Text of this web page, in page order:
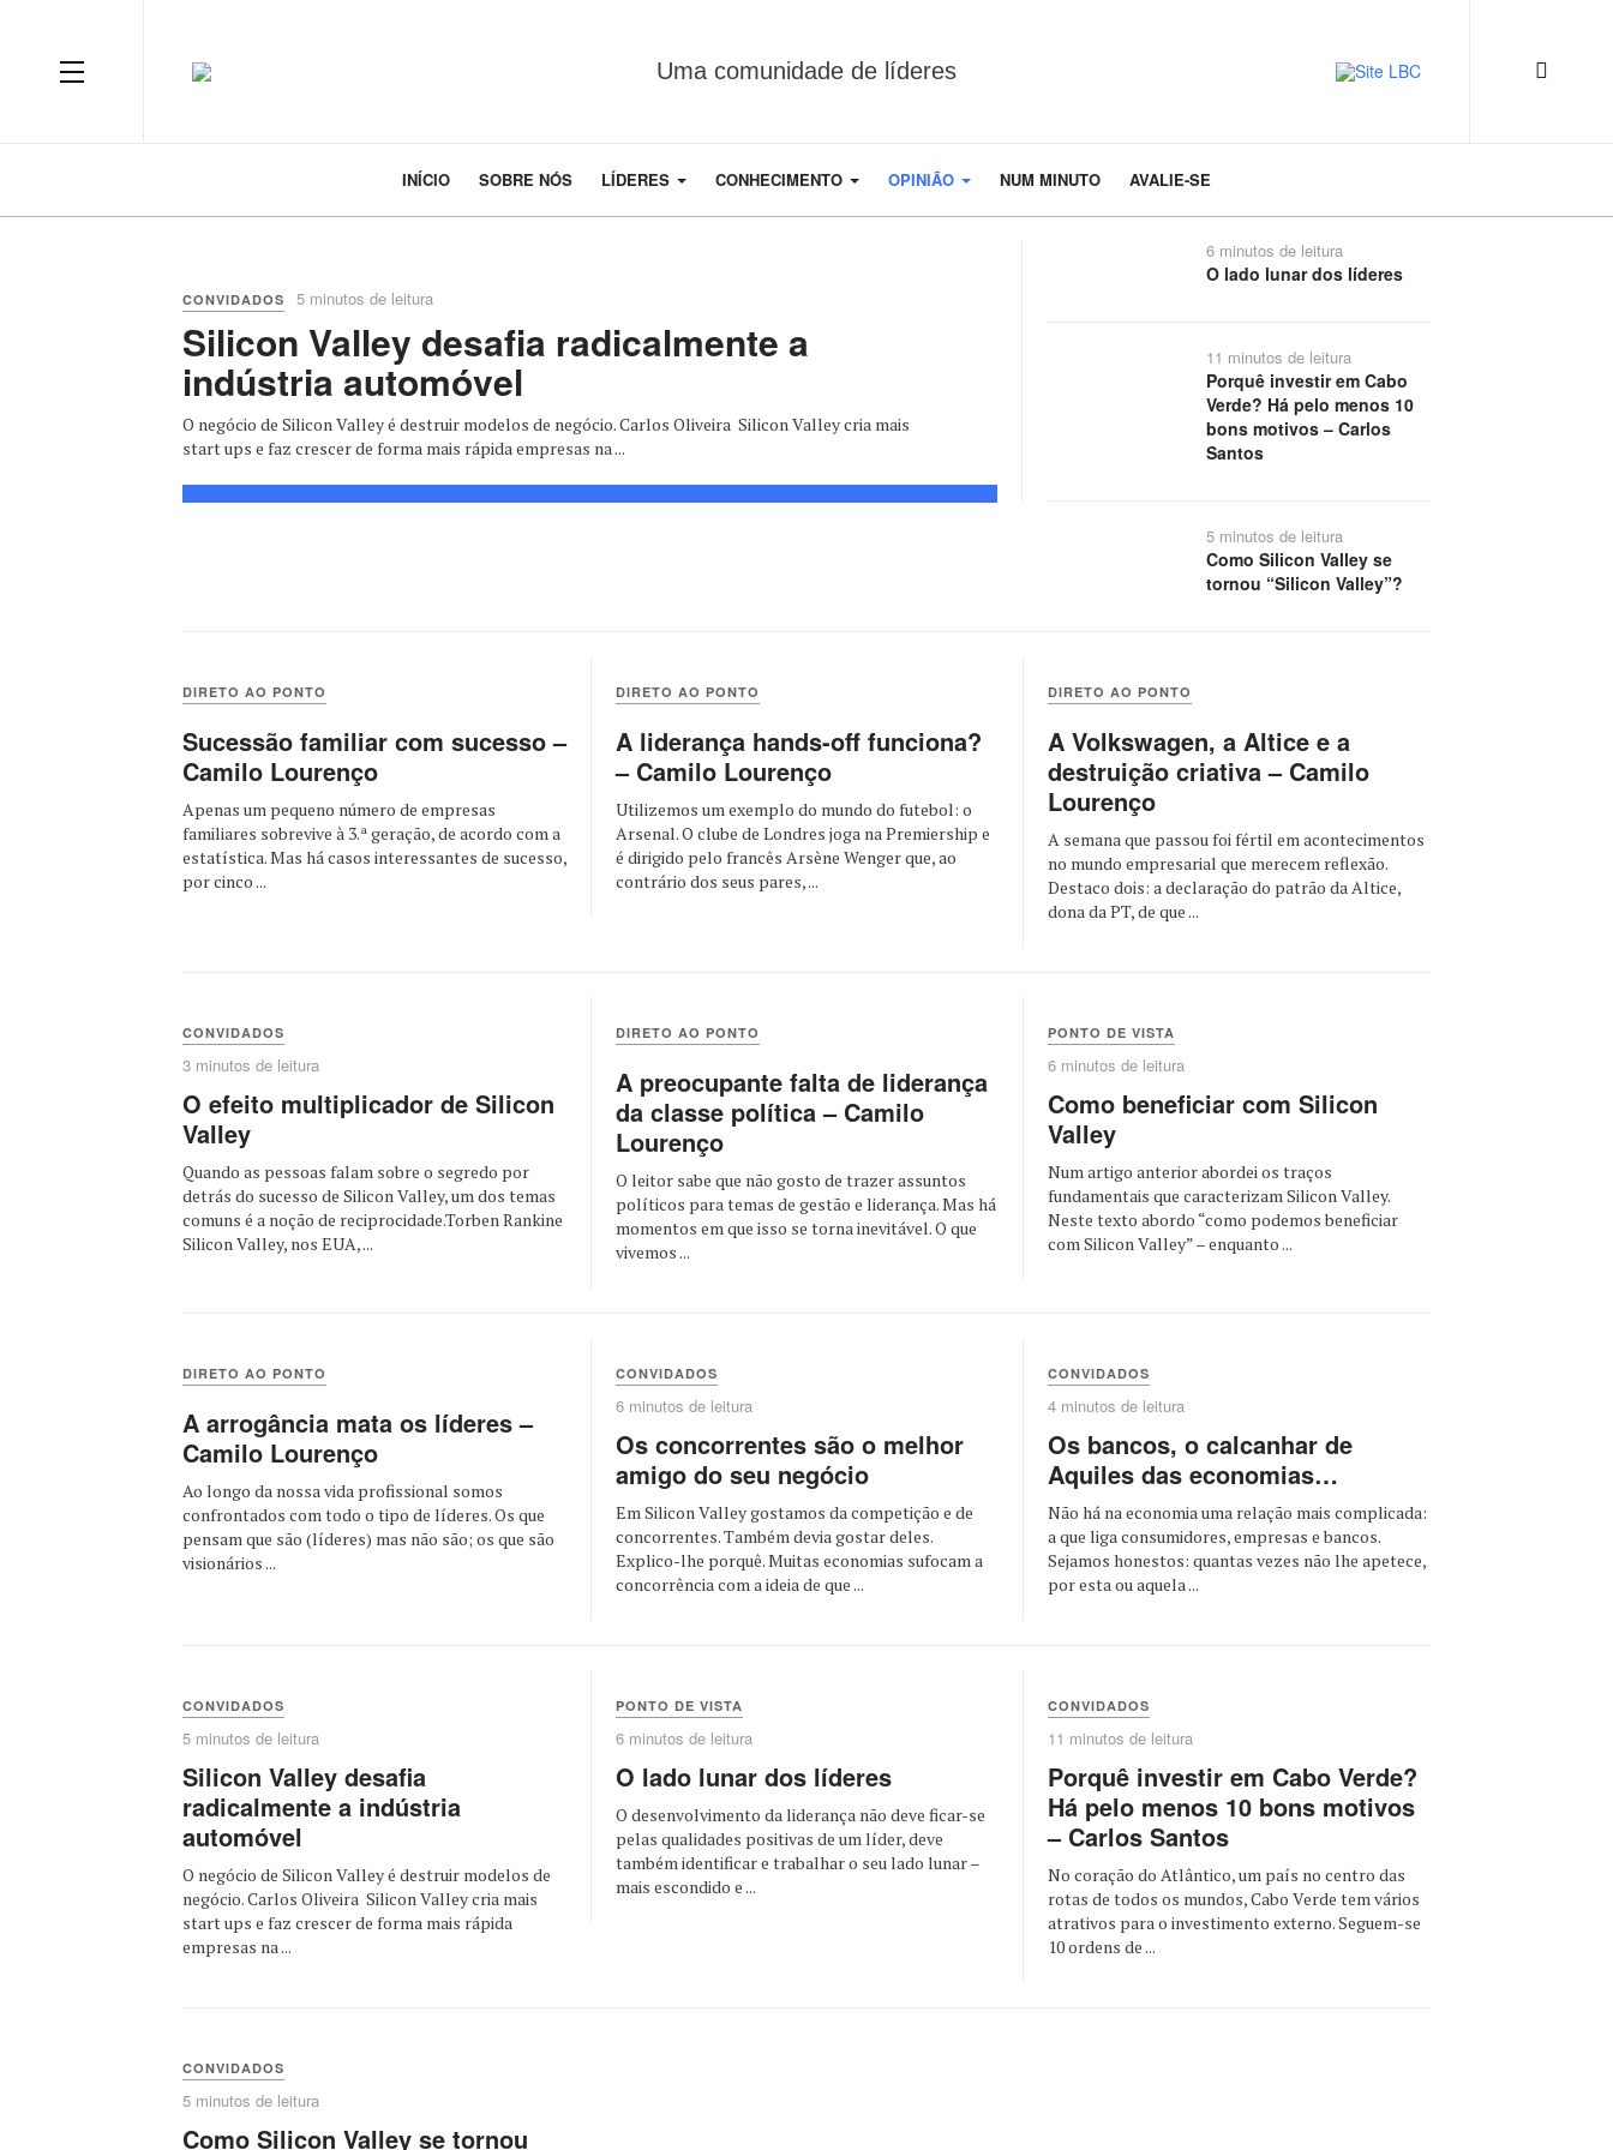
Uma comunidade de líderes
INÍCIO SOBRE NÓS LÍDERES CONHECIMENTO OPINIÃO NUM MINUTO AVALIE-SE
CONVIDADOS 5 minutos de leitura
Silicon Valley desafia radicalmente a
indústria automóvel
O negócio de Silicon Valley é destruir modelos de negócio. Carlos Oliveira Silicon Valley cria mais
start ups e faz crescer de forma mais rápida empresas na ...
6 minutos de leitura
O lado lunar dos líderes
11 minutos de leitura
Porquê investir em Cabo
Verde? Há pelo menos 10
bons motivos – Carlos
Santos
5 minutos de leitura
Como Silicon Valley se
tornou “Silicon Valley”?
DIRETO AO PONTO
Sucessão familiar com sucesso –
Camilo Lourenço
Apenas um pequeno número de empresas
familiares sobrevive à 3.ª geração, de acordo com a
estatística. Mas há casos interessantes de sucesso,
por cinco ...
DIRETO AO PONTO
A liderança hands-off funciona?
– Camilo Lourenço
Utilizemos um exemplo do mundo do futebol: o
Arsenal. O clube de Londres joga na Premiership e
é dirigido pelo francês Arsène Wenger que, ao
contrário dos seus pares, ...
DIRETO AO PONTO
A Volkswagen, a Altice e a
destruição criativa – Camilo
Lourenço
A semana que passou foi fértil em acontecimentos
no mundo empresarial que merecem reflexão.
Destaco dois: a declaração do patrão da Altice,
dona da PT, de que ...
CONVIDADOS
3 minutos de leitura
O efeito multiplicador de Silicon
Valley
Quando as pessoas falam sobre o segredo por
detrás do sucesso de Silicon Valley, um dos temas
comuns é a noção de reciprocidade.Torben Rankine
Silicon Valley, nos EUA, ...
DIRETO AO PONTO
A preocupante falta de liderança
da classe política – Camilo
Lourenço
O leitor sabe que não gosto de trazer assuntos
políticos para temas de gestão e liderança. Mas há
momentos em que isso se torna inevitável. O que
vivemos ...
PONTO DE VISTA
6 minutos de leitura
Como beneficiar com Silicon
Valley
Num artigo anterior abordei os traços
fundamentais que caracterizam Silicon Valley.
Neste texto abordo “como podemos beneficiar
com Silicon Valley” – enquanto ...
DIRETO AO PONTO
A arrogância mata os líderes –
Camilo Lourenço
Ao longo da nossa vida profissional somos
confrontados com todo o tipo de líderes. Os que
pensam que são (líderes) mas não são; os que são
visionários ...
CONVIDADOS
6 minutos de leitura
Os concorrentes são o melhor
amigo do seu negócio
Em Silicon Valley gostamos da competição e de
concorrentes. Também devia gostar deles.
Explico-lhe porquê. Muitas economias sufocam a
concorrência com a ideia de que ...
CONVIDADOS
4 minutos de leitura
Os bancos, o calcanhar de
Aquiles das economias…
Não há na economia uma relação mais complicada:
a que liga consumidores, empresas e bancos.
Sejamos honestos: quantas vezes não lhe apetece,
por esta ou aquela ...
CONVIDADOS
5 minutos de leitura
Silicon Valley desafia
radicalmente a indústria
automóvel
O negócio de Silicon Valley é destruir modelos de
negócio. Carlos Oliveira Silicon Valley cria mais
start ups e faz crescer de forma mais rápida
empresas na ...
PONTO DE VISTA
6 minutos de leitura
O lado lunar dos líderes
O desenvolvimento da liderança não deve ficar-se
pelas qualidades positivas de um líder, deve
também identificar e trabalhar o seu lado lunar –
mais escondido e ...
CONVIDADOS
11 minutos de leitura
Porquê investir em Cabo Verde?
Há pelo menos 10 bons motivos
– Carlos Santos
No coração do Atlântico, um país no centro das
rotas de todos os mundos, Cabo Verde tem vários
atrativos para o investimento externo. Seguem-se
10 ordens de ...
CONVIDADOS
5 minutos de leitura
Como Silicon Valley se tornou